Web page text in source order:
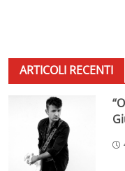
ARTICOLI RECENTI